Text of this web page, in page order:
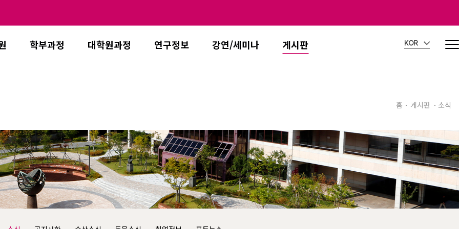
학부과정 대학원과정 연구정보 강연/세미나 게시판 KOR
홈 게시판 소식